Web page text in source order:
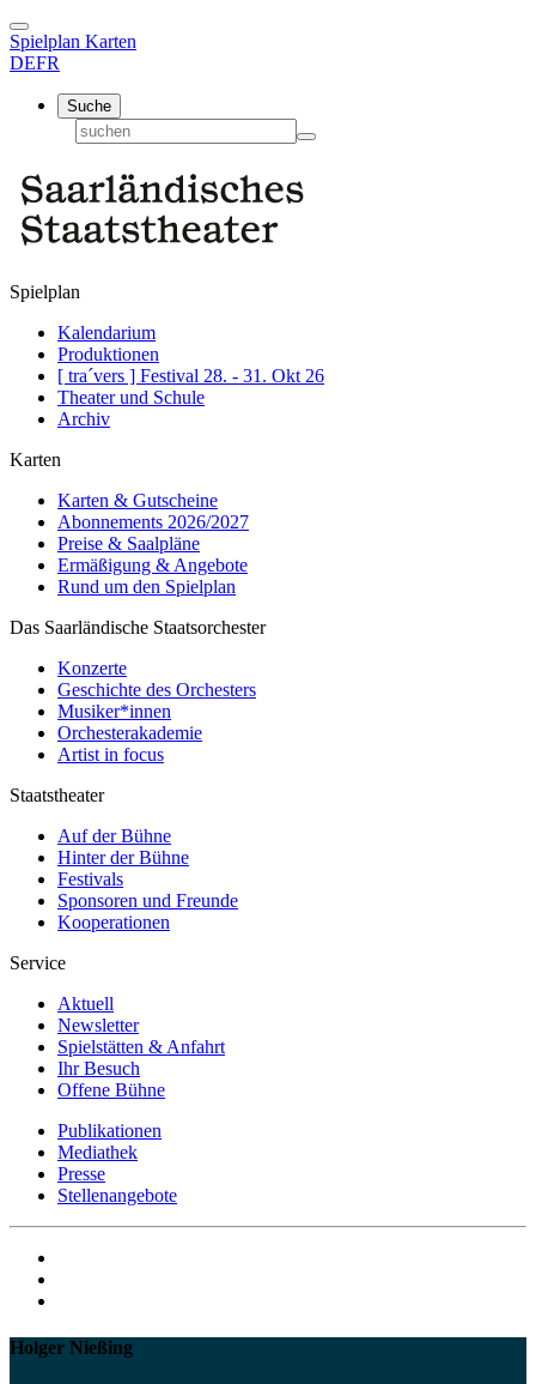
Spielplan Karten
DEFR
Suche
Spielplan
Kalendarium
Produktionen
[ tra´vers ] Festival 28. - 31. Okt 26
Theater und Schule
Archiv
Karten
Karten & Gutscheine
Abonnements 2026/2027
Preise & Saalpläne
Ermäßigung & Angebote
Rund um den Spielplan
Das Saarländische Staatsorchester
Konzerte
Geschichte des Orchesters
Musiker*innen
Orchesterakademie
Artist in focus
Staatstheater
Auf der Bühne
Hinter der Bühne
Festivals
Sponsoren und Freunde
Kooperationen
Service
Aktuell
Newsletter
Spielstätten & Anfahrt
Ihr Besuch
Offene Bühne
Publikationen
Mediathek
Presse
Stellenangebote
Holger Nießing